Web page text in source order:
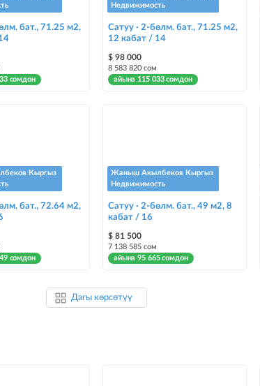
бат., 71.25 м2,
/ 14
сомдон
Недвижимость
Сатуу · 2-бөлм. бат., 71.25 м2,
12 кабат / 14
$ 98 000
8 583 820 сом
айына 115 033 сомдон
Кыргыз
бат., 72.64 м2,
сомдон
Жаныш Акылбеков Кыргыз
Недвижимость
Сатуу · 2-бөлм. бат., 49 м2, 8
кабат / 16
$ 81 500
7 138 585 сом
айына 95 665 сомдон
Дагы көрсөтүү